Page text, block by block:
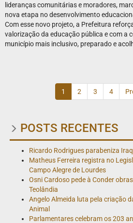
lideranças comunitárias e moradores,
nova etapa no desenvolvimento
Com esse novo projeto, a Prefeitura
valorização da educação pública e com a
município mais inclusivo, preparado e
1 2 3 4
POSTS RECENTES
Ricardo Rodrigues parabeniza
Matheus Ferreira registra no
Campo Alegre de Lourdes
Osni Cardoso pede à Conder
Teolândia
Angelo Almeida luta pela criação
Animal
Parlamentares celebram os 203